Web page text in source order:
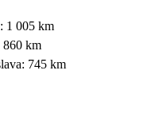
1 005 km
860 km
745 km